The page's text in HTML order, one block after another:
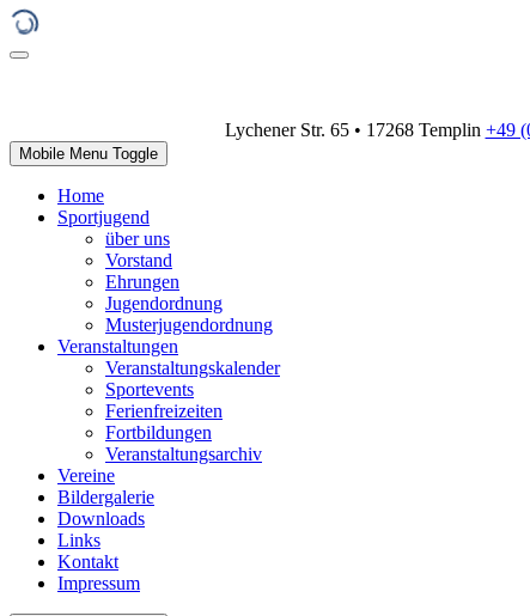
Lychener Str. 65 • 17268 Templin +49
Mobile Menu Toggle
Home
Sportjugend
über uns
Vorstand
Ehrungen
Jugendordnung
Musterjugendordnung
Veranstaltungen
Veranstaltungskalender
Sportevents
Ferienfreizeiten
Fortbildungen
Veranstaltungsarchiv
Vereine
Bildergalerie
Downloads
Links
Kontakt
Impressum